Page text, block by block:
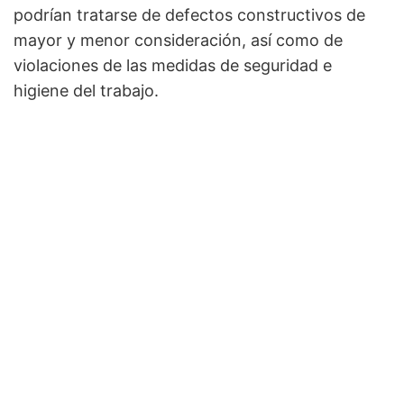
podrían tratarse de defectos constructivos de
mayor y menor consideración, así como de
violaciones de las medidas de seguridad e
higiene del trabajo.